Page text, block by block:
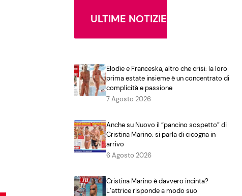
ULTIME NOTIZIE
Elodie e Franceska, altro che crisi: la loro
prima estate insieme è un concentrato di
complicità e passione
7 Agosto 2026
Anche su Nuovo il “pancino sospetto” di
Cristina Marino: si parla di cicogna in
arrivo
6 Agosto 2026
Cristina Marino è davvero incinta?
L’attrice risponde a modo suo